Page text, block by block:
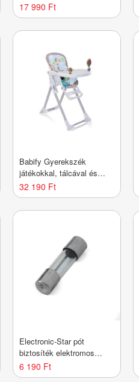
17 990 Ft
Babify Gyerekszék
játékokkal, tálcával és
állítható lábtartóval (max.
110 karakter)
32 190 Ft
Electronic-Star pót
biztosíték elektromos
rollerhez
6 190 Ft